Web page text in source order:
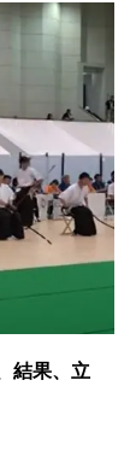
結果、立